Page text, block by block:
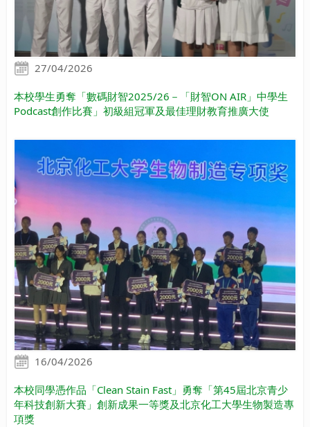
27/04/2026
本校學生勇奪「數碼財智2025/26－「財智ON AIR」中學生
Podcast創作比賽」初級組冠軍及最佳理財教育推廣大使
16/04/2026
本校同學憑作品「Clean Stain Fast」勇奪「第45屆北京青少
年科技創新大賽」創新成果一等獎及北京化工大學生物製造專
項獎